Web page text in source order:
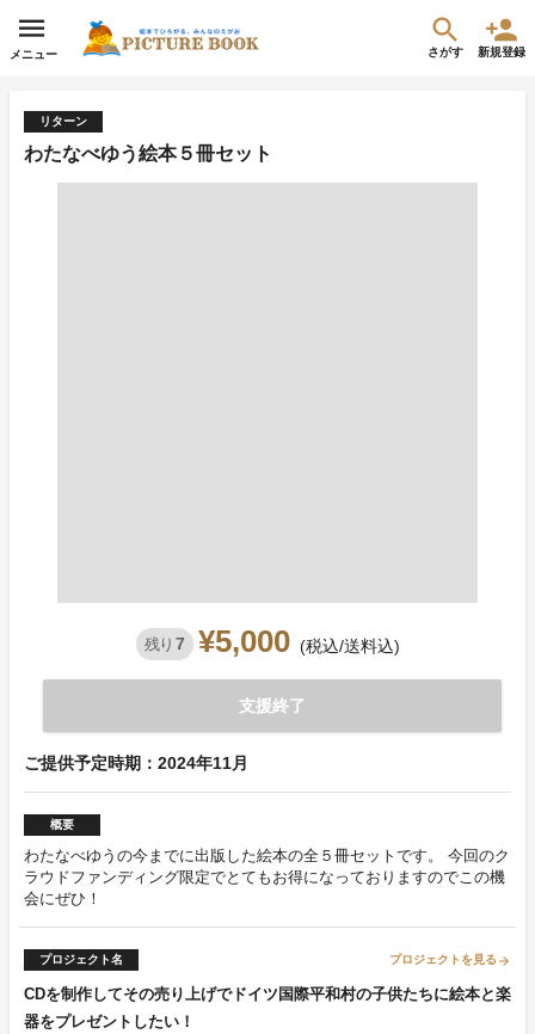
メニュー さがす 新規登録
リターン
わたなべゆう絵本５冊セット
残り 7 ¥5,000 (税込/送料込)
支援終了
ご提供予定時期：2024年11月
概要
わたなべゆうの今までに出版した絵本の全５冊セットです。 今回のク
ラウドファンディング限定でとてもお得になっておりますのでこの機
会にぜひ！
プロジェクト名 プロジェクトを見る arrow_forward
CDを制作してその売り上げでドイツ国際平和村の子供たちに絵本と楽
器をプレゼントしたい！